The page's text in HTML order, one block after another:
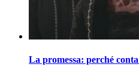
La promessa: perché